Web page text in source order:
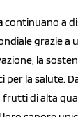
continuano a
grazie a
la
la salute.
di alta